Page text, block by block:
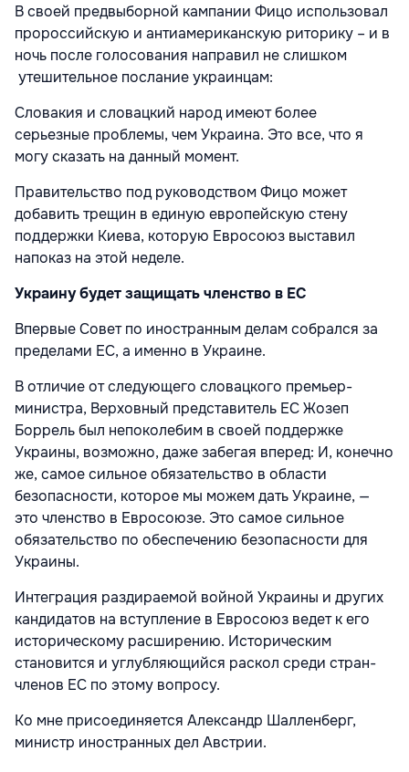
В своей предвыборной кампании Фицо использовал
пророссийскую и антиамериканскую риторику – и в
ночь после голосования направил не слишком
утешительное послание украинцам:
Словакия и словацкий народ имеют более
серьезные проблемы, чем Украина. Это все, что я
могу сказать на данный момент.
Правительство под руководством Фицо может
добавить трещин в единую европейскую стену
поддержки Киева, которую Евросоюз выставил
напоказ на этой неделе.
Украину будет защищать членство в ЕС
Впервые Совет по иностранным делам собрался за
пределами ЕС, а именно в Украине.
В отличие от следующего словацкого премьер-
министра, Верховный представитель ЕС Жозеп
Боррель был непоколебим в своей поддержке
Украины, возможно, даже забегая вперед: И, конечно
же, самое сильное обязательство в области
безопасности, которое мы можем дать Украине, —
это членство в Евросоюзе. Это самое сильное
обязательство по обеспечению безопасности для
Украины.
Интеграция раздираемой войной Украины и других
кандидатов на вступление в Евросоюз ведет к его
историческому расширению. Историческим
становится и углубляющийся раскол среди стран-
членов ЕС по этому вопросу.
Ко мне присоединяется Александр Шалленберг,
министр иностранных дел Австрии.